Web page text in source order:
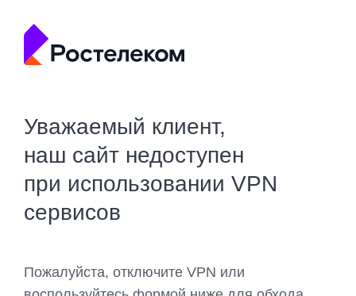
Уважаемый клиент,
наш сайт недоступен
при использовании VPN
сервисов
Пожалуйста, отключите VPN или